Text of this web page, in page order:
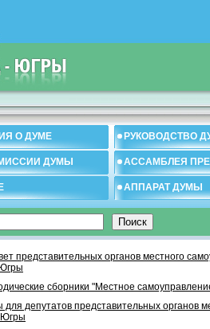
О ДУМЕ РУКОВОДСТВО
ДУМЫ АССАМБЛЕЯ
АППАРАТ ДУМЫ
представительных органов местного
сборники "Местное
депутатов представительных органов
Югры